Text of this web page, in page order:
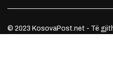
© 2023 KosovaPost.net - Të